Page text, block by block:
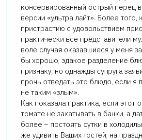
консервированный острый перец
версии «ультра лайт». Более того,
пристрастию с удовольствием
практически все представители
воле случая оказавшиеся у меня
бы хорошо, эдакое разделение
признаку, но однажды супруга
прочь отведать это блюдо, если я
не таким «злым».
Как показала практика, если этот
томате не закатывать в банки, а
более – постоять сутки в
же удивить Ваших гостей, на